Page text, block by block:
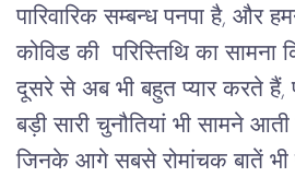
पारिवारिक सम्बन्ध पनपा है, और
कोविड की  परिस्तिथि का सामना
दूसरे से अब भी बहुत प्यार करते
बड़ी सारी चुनौतियां भी सामने
जिनके आगे सबसे रोमांचक बातें